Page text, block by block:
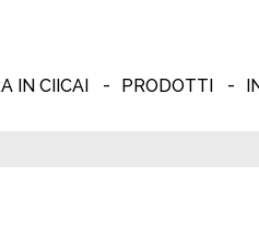
IN CIICAI PRODOTTI